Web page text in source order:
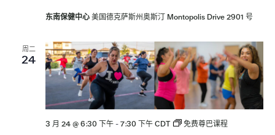
东南保健中心美国德克萨斯州奥斯汀 Montopolis Drive 2901 号
周二
24
3 月 24 @ 6:30 下午-7:30 下午 CDT 免费尊巴课程